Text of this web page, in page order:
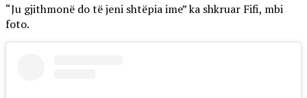
“Ju gjithmonë do të jeni shtëpia ime” ka shkruar Fifi, mbi
foto.